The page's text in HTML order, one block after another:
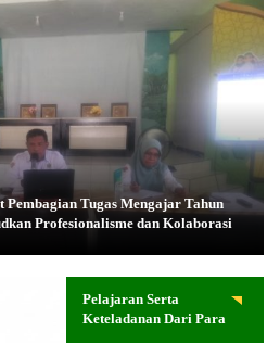
Tugas Mengajar Tahun
Profesionalisme dan Kolaborasi
Pelajaran Serta
Keteladanan Dari Para